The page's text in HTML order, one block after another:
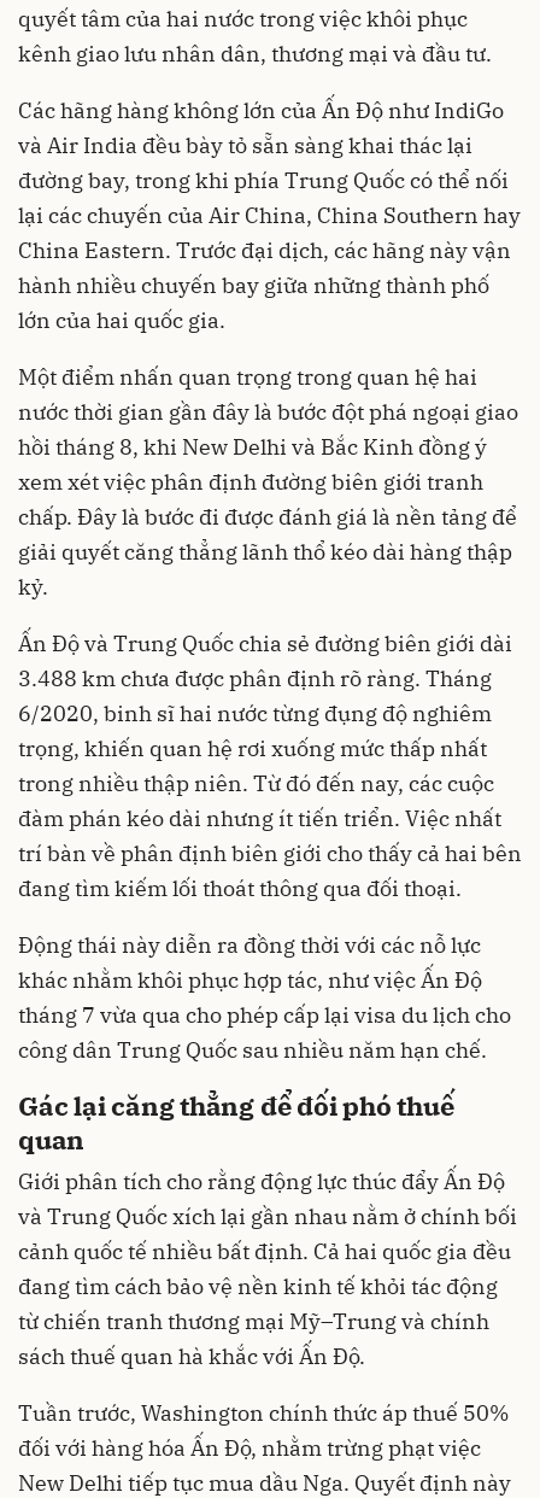
quyết tâm của hai nước trong việc khôi phục
kênh giao lưu nhân dân, thương mại và đầu tư.
Các hãng hàng không lớn của Ấn Độ như IndiGo
và Air India đều bày tỏ sẵn sàng khai thác lại
đường bay, trong khi phía Trung Quốc có thể nối
lại các chuyến của Air China, China Southern hay
China Eastern. Trước đại dịch, các hãng này vận
hành nhiều chuyến bay giữa những thành phố
lớn của hai quốc gia.
Một điểm nhấn quan trọng trong quan hệ hai
nước thời gian gần đây là bước đột phá ngoại giao
hồi tháng 8, khi New Delhi và Bắc Kinh đồng ý
xem xét việc phân định đường biên giới tranh
chấp. Đây là bước đi được đánh giá là nền tảng để
giải quyết căng thẳng lãnh thổ kéo dài hàng thập
kỷ.
Ấn Độ và Trung Quốc chia sẻ đường biên giới dài
3.488 km chưa được phân định rõ ràng. Tháng
6/2020, binh sĩ hai nước từng đụng độ nghiêm
trọng, khiến quan hệ rơi xuống mức thấp nhất
trong nhiều thập niên. Từ đó đến nay, các cuộc
đàm phán kéo dài nhưng ít tiến triển. Việc nhất
trí bàn về phân định biên giới cho thấy cả hai bên
đang tìm kiếm lối thoát thông qua đối thoại.
Động thái này diễn ra đồng thời với các nỗ lực
khác nhằm khôi phục hợp tác, như việc Ấn Độ
tháng 7 vừa qua cho phép cấp lại visa du lịch cho
công dân Trung Quốc sau nhiều năm hạn chế.
Gác lại căng thẳng để đối phó thuế
quan
Giới phân tích cho rằng động lực thúc đẩy Ấn Độ
và Trung Quốc xích lại gần nhau nằm ở chính bối
cảnh quốc tế nhiều bất định. Cả hai quốc gia đều
đang tìm cách bảo vệ nền kinh tế khỏi tác động
từ chiến tranh thương mại Mỹ–Trung và chính
sách thuế quan hà khắc với Ấn Độ.
Tuần trước, Washington chính thức áp thuế 50%
đối với hàng hóa Ấn Độ, nhằm trừng phạt việc
New Delhi tiếp tục mua dầu Nga. Quyết định này